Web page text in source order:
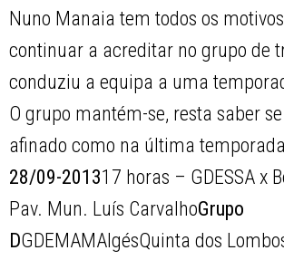
Nuno Manaia tem todos os
continuar a acreditar no grupo de
conduziu a equipa a uma
O grupo mantém-se, resta saber
afinado como na última
28/09-201317 horas – GDESSA x
Pav. Mun. Luís CarvalhoGrupo
DGDEMAMAlgésQuinta dos